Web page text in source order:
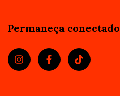
Permaneça conectado